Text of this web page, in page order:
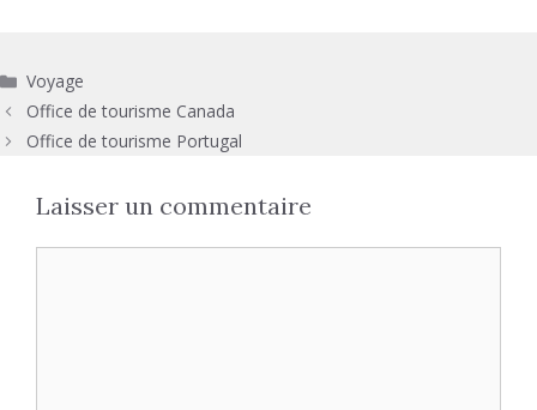
Catégories
Voyage
Office de tourisme Canada
Office de tourisme Portugal
Laisser un commentaire